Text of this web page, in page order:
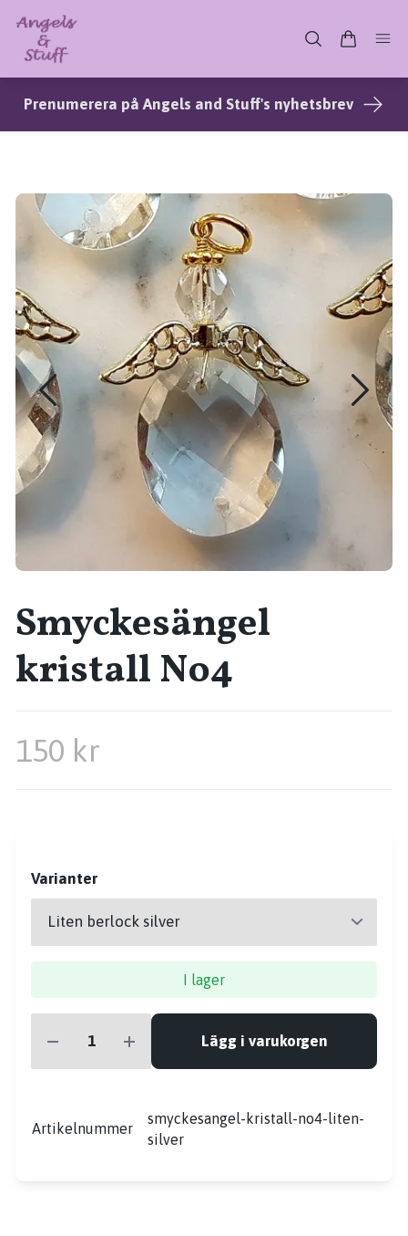
Prenumerera på Angels and Stuff's nyhetsbrev
Smyckesängel
kristall No4
150 kr
Varianter
I lager
Lägg i varukorgen
Artikelnummer
smyckesangel-kristall-no4-liten-
silver